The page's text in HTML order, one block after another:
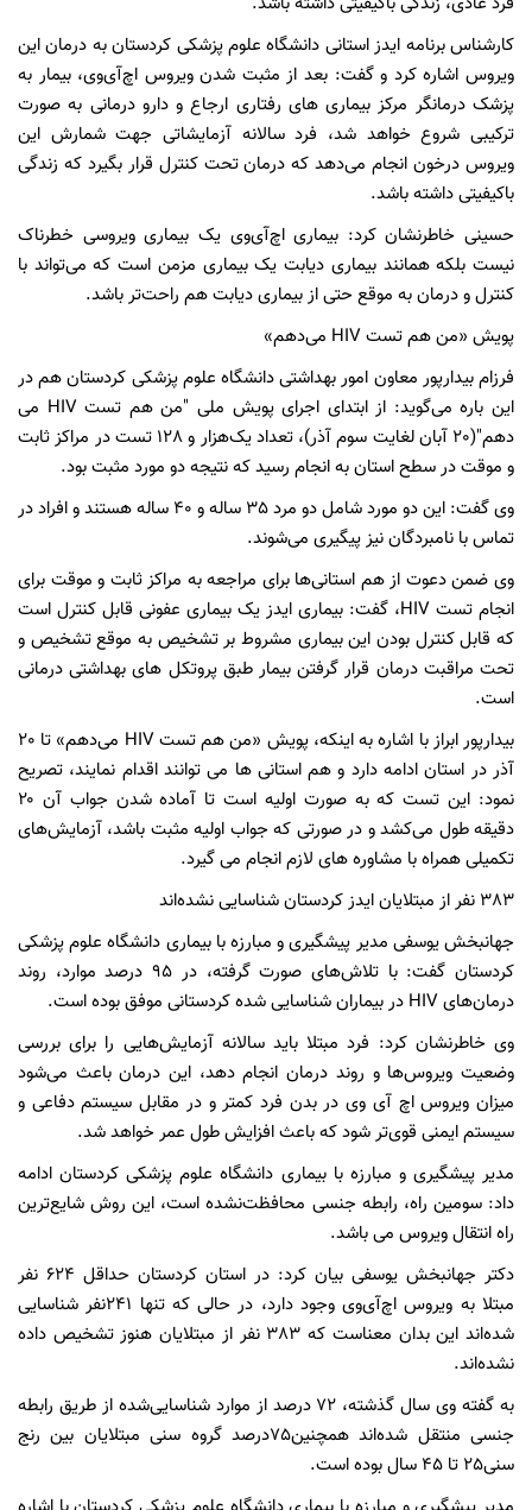
کارشناس برنامه ایدز استانی دانشگاه علوم پزشکی کردستان به درمان این
ویروس اشاره کرد و گفت: بعد از مثبت شدن ویروس اچ‌آی‌وی، بیمار به
پزشک درمانگر مرکز بیماری های رفتاری ارجاع و دارو درمانی به صورت
ترکیبی شروع خواهد شد، فرد سالانه آزمایشاتی جهت شمارش این
ویروس درخون انجام می‌دهد که درمان تحت کنترل قرار بگیرد که زندگی
باکیفیتی داشته باشد.
حسینی خاطرنشان کرد: بیماری اچ‌آی‌وی یک بیماری ویروسی خطرناک
نیست بلکه همانند بیماری دیابت یک بیماری مزمن است که می‌تواند با
کنترل و درمان به موقع حتی از بیماری دیابت هم راحت‌تر باشد.
پویش «من هم تست HIV می‌دهم»
فرزام بیدارپور معاون امور بهداشتی دانشگاه علوم پزشکی کردستان هم در
این باره می‌گوید: از ابتدای اجرای پویش ملی "من هم تست HIV می
دهم"(20 آبان لغایت سوم آذر)، تعداد یک‌هزار و 128 تست در مراکز ثابت
و موقت در سطح استان به انجام رسید که نتیجه دو مورد مثبت بود.
وی گفت: این دو مورد شامل دو مرد 35 ساله و 40 ساله هستند و افراد در
تماس با نامبردگان نیز پیگیری می‌شوند.
وی ضمن دعوت از هم استانی‌ها برای مراجعه به مراکز ثابت و موقت برای
انجام تست HIV، گفت: بیماری ایدز یک بیماری عفونی قابل کنترل است
که قابل کنترل بودن این بیماری مشروط بر تشخیص به موقع تشخیص و
تحت مراقبت درمان قرار گرفتن بیمار طبق پروتکل های بهداشتی درمانی
است.
بیدارپور ابراز با اشاره به اینکه، پویش «من هم تست HIV می‌دهم» تا 20
آذر در استان ادامه دارد و هم استانی ها می توانند اقدام نمایند، تصریح
نمود: این تست که به صورت اولیه است تا آماده شدن جواب آن ۲۰
دقیقه طول می‌کشد و در صورتی که جواب اولیه مثبت باشد، آزمایش‌های
تکمیلی همراه با مشاوره های لازم انجام می گیرد.
383 نفر از مبتلایان ایدز کردستان شناسایی نشده‌اند
جهانبخش یوسفی مدیر پیشگیری و مبارزه با بیماری دانشگاه علوم پزشکی
کردستان گفت: با تلاش‌های صورت گرفته، در 95 درصد موارد، روند
درمان‌های HIV در بیماران شناسایی شده کردستانی موفق بوده است.
وی خاطرنشان کرد: فرد مبتلا باید سالانه آزمایش‌هایی را برای بررسی
وضعیت ویروس‌ها و روند درمان انجام دهد، این درمان باعث می‌شود
میزان ویروس اچ آی وی در بدن فرد کمتر و در مقابل سیستم دفاعی و
سیستم ایمنی قوی‌تر شود که باعث افزایش طول عمر خواهد شد.
مدیر پیشگیری و مبارزه با بیماری دانشگاه علوم پزشکی کردستان ادامه
داد: سومین راه، رابطه جنسی محافظت‌نشده است، این روش شایع‌ترین
راه انتقال ویروس می باشد.
دکتر جهانبخش یوسفی بیان کرد: در استان کردستان حداقل 624 نفر
مبتلا به ویروس اچ‌آی‌وی وجود دارد، در حالی که تنها 241نفر شناسایی
شده‌اند این بدان معناست که 383 نفر از مبتلایان هنوز تشخیص داده
نشده‌اند.
به گفته وی سال گذشته، 72 درصد از موارد شناسایی‌شده از طریق رابطه
جنسی منتقل شده‌اند همچنین75درصد گروه سنی مبتلایان بین رنج
سنی25 تا 45 سال بوده است.